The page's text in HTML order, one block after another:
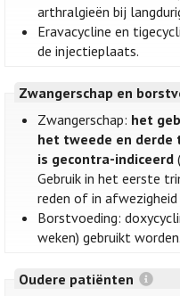
arthralgieën bij
Eravacycline en
de injectieplaats.
Zwangerschap en
Zwangerschap: het
het tweede en derde
is gecontra-indiceerd
Gebruik in het eerste
reden of in
Borstvoeding:
weken) gebruikt worden.
Oudere patiënten